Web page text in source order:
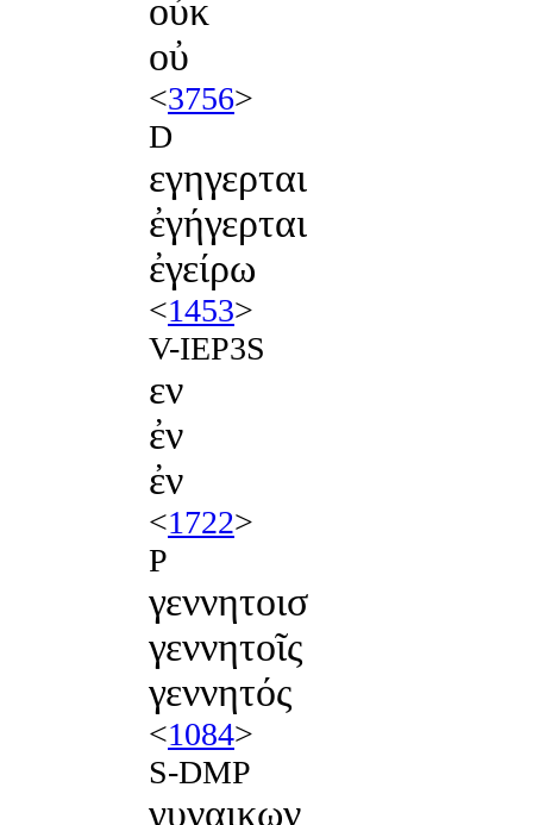
οὐκ
οὐ
<3756>
D
εγηγερται
ἐγήγερται
ἐγείρω
<1453>
V-IEP3S
εν
ἐν
ἐν
<1722>
P
γεννητοισ
γεννητοῖς
γεννητός
<1084>
S-DMP
γυναικων